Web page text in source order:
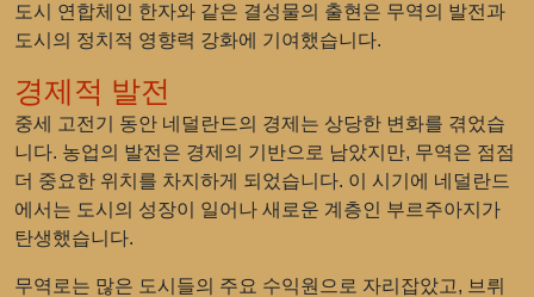
도시 연합체인 한자와 같은 결성물의 출현은 무역의 발전과
도시의 정치적 영향력 강화에 기여했습니다.
경제적 발전
중세 고전기 동안 네덜란드의 경제는 상당한 변화를 겪었습
니다. 농업의 발전은 경제의 기반으로 남았지만, 무역은 점점
더 중요한 위치를 차지하게 되었습니다. 이 시기에 네덜란드
에서는 도시의 성장이 일어나 새로운 계층인 부르주아지가
탄생했습니다.
무역로는 많은 도시들의 주요 수익원으로 자리잡았고, 브뤼